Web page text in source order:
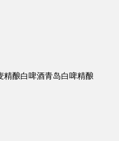
精酿白啤酒青岛白啤精酿